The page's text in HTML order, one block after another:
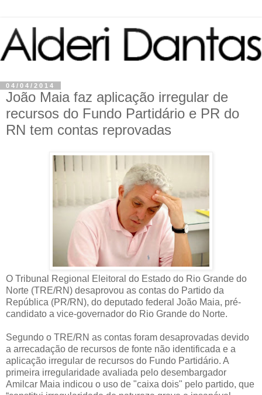
04/04/2014
João Maia faz aplicação irregular de
recursos do Fundo Partidário e PR do
RN tem contas reprovadas
O Tribunal Regional Eleitoral do Estado do Rio Grande do
Norte (TRE/RN) desaprovou as contas do Partido da
República (PR/RN), do deputado federal João Maia, pré-
candidato a vice-governador do Rio Grande do Norte.
Segundo o TRE/RN as contas foram desaprovadas devido
a arrecadação de recursos de fonte não identificada e a
aplicação irregular de recursos do Fundo Partidário. A
primeira irregularidade avaliada pelo desembargador
Amilcar Maia indicou o uso de "caixa dois" pelo partido, que